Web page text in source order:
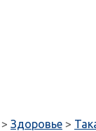
> Здоровье >